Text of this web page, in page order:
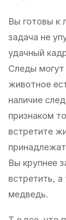
Вы готовы к
задача не
удачный
Следы могут
животное
наличие
признаком
встретите
Вы крупнее
встретить,
медведь.